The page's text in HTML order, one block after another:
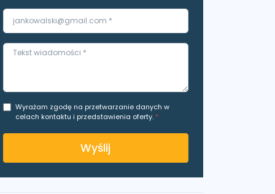
Wyrażam zgodę na przetwarzanie danych w
celach kontaktu i przedstawienia oferty. *
Wyślij